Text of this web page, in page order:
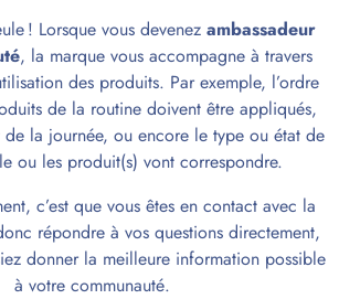
! Lorsque vous devenez ambassadeur
, la marque vous accompagne à travers
des produits. Par exemple, l’ordre
de la routine doivent être appliqués,
la journée, ou encore le type ou état de
ou les produit(s) vont correspondre.
c’est que vous êtes en contact avec la
répondre à vos questions directement,
donner la meilleure information possible
à votre communauté.